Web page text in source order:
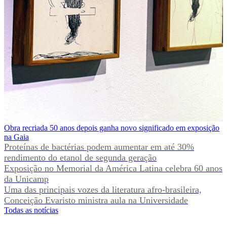
Obra recriada 50 anos depois ganha novo significado em exposição
na Gaia
Proteínas de bactérias podem aumentar em até 30%
rendimento do etanol de segunda geração
Exposição no Memorial da América Latina celebra 60 anos
da Unicamp
Uma das principais vozes da literatura afro-brasileira,
Conceição Evaristo ministra aula na Universidade
Todas as notícias